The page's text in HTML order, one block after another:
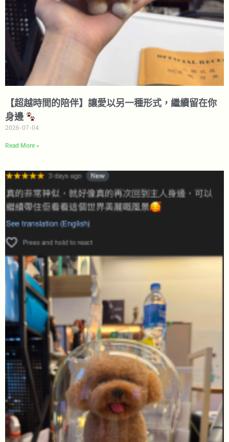
【超越時間的陪伴】讓愛以另一種形式，繼續留在你
身邊
2026-07-04
Read More »